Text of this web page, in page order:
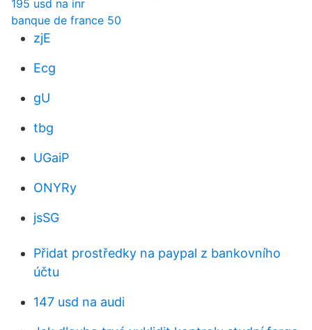
195 usd na inr
banque de france 50
zjE
Ecg
gU
tbg
UGaiP
ONYRy
jsSG
Přidat prostředky na paypal z bankovního
účtu
147 usd na audi